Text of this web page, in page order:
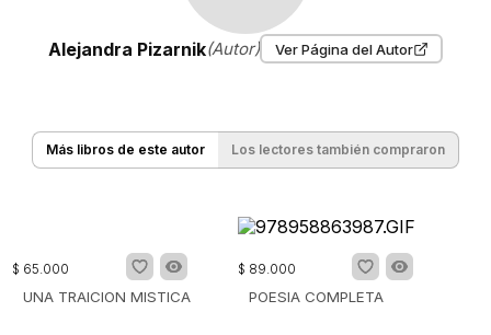
Alejandra Pizarnik(Autor) Ver Página del Autor
Más libros de este autor Los lectores también compraron
$ 65.000
UNA TRAICION MISTICA
$ 89.000
POESIA COMPLETA